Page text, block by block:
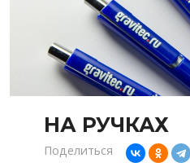
НА РУЧКАХ
Поделиться